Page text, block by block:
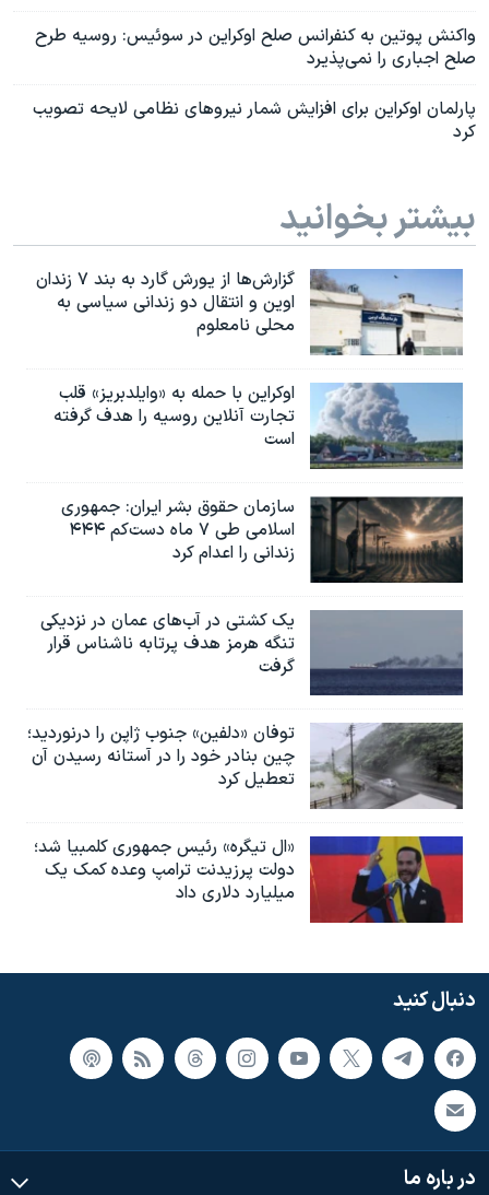
واکنش پوتین به کنفرانس صلح اوکراین در سوئیس: روسیه طرح
صلح اجباری را نمی‌پذیرد
پارلمان اوکراین برای افزایش شمار نیروهای نظامی لایحه تصویب
کرد
بیشتر بخوانید
گزارش‌ها از یورش گارد به بند ۷ زندان
اوین و انتقال دو زندانی سیاسی به
محلی نامعلوم
اوکراین با حمله به «وایلدبریز» قلب
تجارت آنلاین روسیه را هدف گرفته
است
سازمان حقوق بشر ایران: جمهوری
اسلامی طی ۷ ماه دست‌کم ۴۴۴
زندانی را اعدام کرد
یک کشتی در آب‌های عمان در نزدیکی
تنگه هرمز هدف پرتابه ناشناس قرار
گرفت
توفان «دلفین» جنوب ژاپن را درنوردید؛
چین بنادر خود را در آستانه رسیدن آن
تعطیل کرد
«ال تیگره» رئیس جمهوری کلمبیا شد؛
دولت پرزیدنت ترامپ وعده کمک یک
میلیارد دلاری داد
دنبال کنید
در باره ما